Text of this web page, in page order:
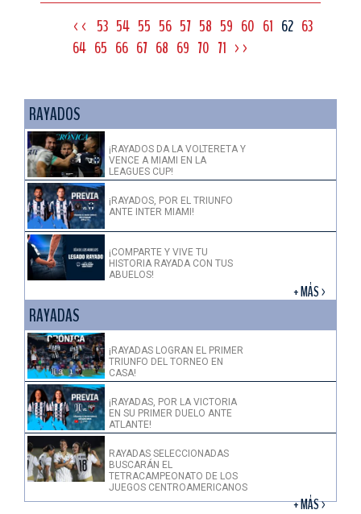
<< 53 54 55 56 57 58 59 60 61 62 63
64 65 66 67 68 69 70 71 >>
RAYADOS
¡RAYADOS DA LA VOLTERETA Y
VENCE A MIAMI EN LA
LEAGUES CUP!
¡RAYADOS, POR EL TRIUNFO
ANTE INTER MIAMI!
¡COMPARTE Y VIVE TU
HISTORIA RAYADA CON TUS
ABUELOS!
+ MÁS >
RAYADAS
¡RAYADAS LOGRAN EL PRIMER
TRIUNFO DEL TORNEO EN
CASA!
¡RAYADAS, POR LA VICTORIA
EN SU PRIMER DUELO ANTE
ATLANTE!
RAYADAS SELECCIONADAS
BUSCARÁN EL
TETRACAMPEONATO DE LOS
JUEGOS CENTROAMERICANOS
+ MÁS >